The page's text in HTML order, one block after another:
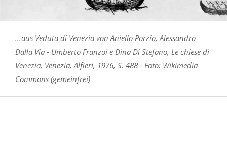
...aus Veduta di Venezia von Aniello Porzio, Alessandro
Dalla Via - Umberto Franzoi e Dina Di Stefano, Le chiese di
Venezia, Venezia, Alfieri, 1976, S. 488 - Foto: Wikimedia
Commons (gemeinfrei)